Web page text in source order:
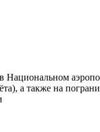
Национальном
а также на